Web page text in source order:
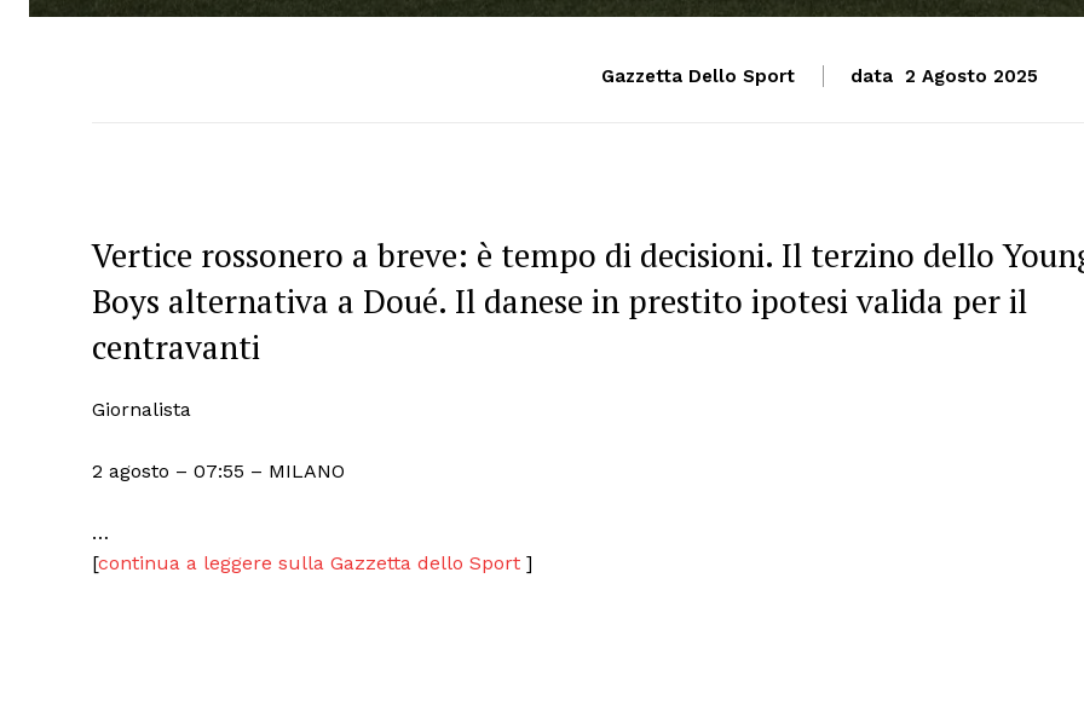
Gazzetta Dello Sport data 2 Agosto 2025
Vertice rossonero a breve: è tempo di decisioni. Il terzino dello
Boys alternativa a Doué. Il danese in prestito ipotesi valida per il
centravanti
Giornalista
2 agosto – 07:55 – MILANO
…
[continua a leggere sulla Gazzetta dello Sport ]